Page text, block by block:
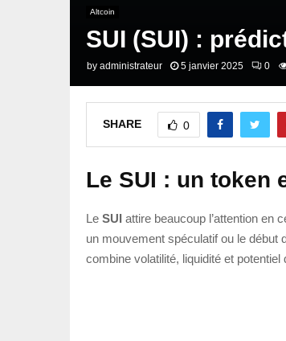
Altcoin
SUI (SUI) :
by administrateur 5 janvier 2025 0
SHARE 0
Le SUI : un token
Le SUI attire beaucoup l’attention en
un mouvement spéculatif ou le début
combine volatilité, liquidité et potentiel